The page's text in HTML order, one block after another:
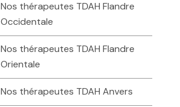
Nos thérapeutes TDAH Flandre
Occidentale
Nos thérapeutes TDAH Flandre
Orientale
Nos thérapeutes TDAH Anvers